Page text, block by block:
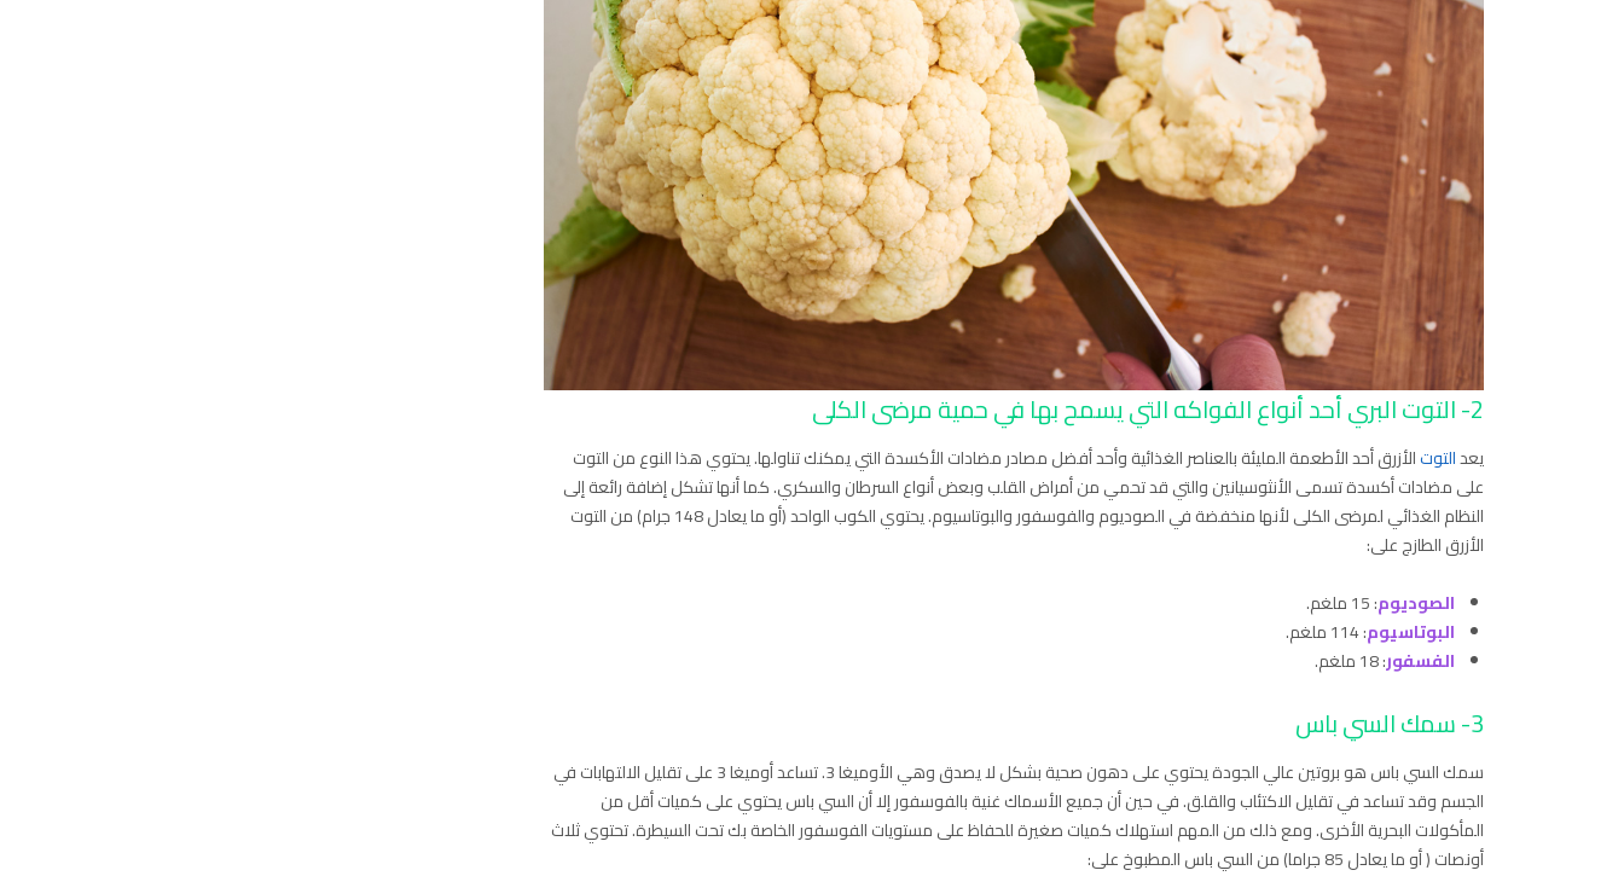
2- التوت البري أحد أنواع الفواكه التي يسمح بها في حمية مرضى الكلى
يعدالتوتالأزرق أحد الأطعمة المليئة بالعناصر الغذائية وأحد أفضل مصادر مضادات الأكسدة التي يمكنك تناولها. يحتوي هذا النوع من التوت
على مضادات أكسدة تسمى الأنثوسيانين والتي قد تحمي من أمراض القلب وبعض أنواع السرطان والسكري. كما أنها تشكل إضافة رائعة إلى
النظام الغذائي لمرضى الكلى لأنها منخفضة في الصوديوم والفوسفور والبوتاسيوم. يحتوي الكوب الواحد (أو ما يعادل 148 جرام) من التوت
الأزرق الطازج على:
الصوديوم: 15 ملغم.
البوتاسيوم: 114 ملغم.
الفسفور: 18 ملغم.
3- سمك السي باس
سمك السي باس هو بروتين عالي الجودة يحتوي على دهون صحية بشكل لا يصدق وهي الأوميغا 3. تساعد أوميغا 3 على تقليل الالتهابات في
الجسم وقد تساعد في تقليل الاكتئاب والقلق. في حين أن جميع الأسماك غنية بالفوسفور إلا أن السي باس يحتوي على كميات أقل من
المأكولات البحرية الأخرى. ومع ذلك من المهم استهلاك كميات صغيرة للحفاظ على مستويات الفوسفور الخاصة بك تحت السيطرة. تحتوي ثلاث
أونصات ( أو ما يعادل 85 جراما) من السي باس المطبوخ على: